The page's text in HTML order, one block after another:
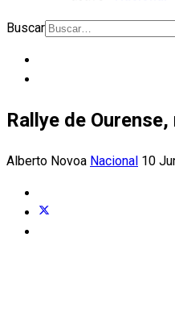
Buscar
Rallye de
Alberto Novoa Nacional 10